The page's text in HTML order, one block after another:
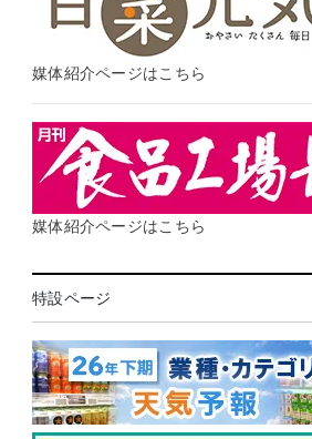
媒体紹介ページはこちら
媒体紹介ページはこちら
特設ページ